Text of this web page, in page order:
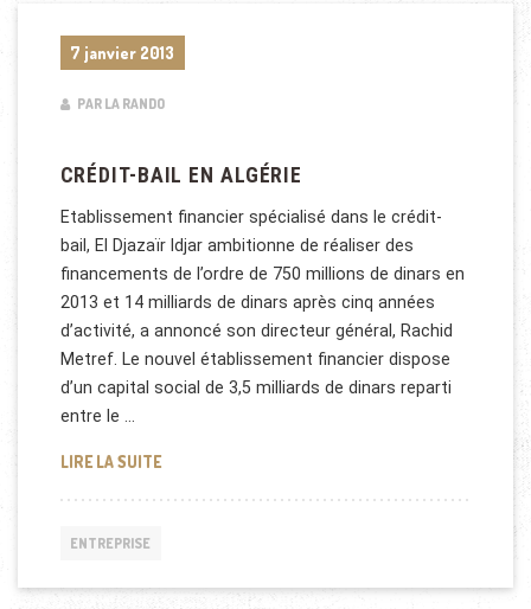
7 janvier 2013
PAR LA RANDO
CRÉDIT-BAIL EN ALGÉRIE
Etablissement financier spécialisé dans le crédit-
bail, El Djazaïr Idjar ambitionne de réaliser des
financements de l’ordre de 750 millions de dinars en
2013 et 14 milliards de dinars après cinq années
d’activité, a annoncé son directeur général, Rachid
Metref. Le nouvel établissement financier dispose
d’un capital social de 3,5 milliards de dinars reparti
entre le …
LIRE LA SUITECRÉDIT-BAIL EN ALGÉRIE
ENTREPRISE